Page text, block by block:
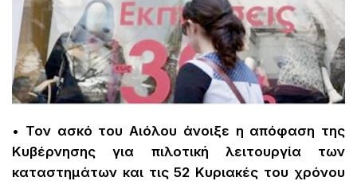
• Τον ασκό του Αιόλου άνοιξε η απόφαση της
Κυβέρνησης για πιλοτική λειτουργία των
καταστημάτων και τις 52 Κυριακές του χρόνου